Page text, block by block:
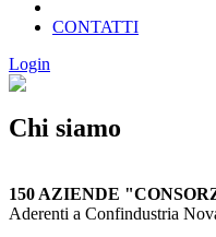
CONTATTI
Login
Chi siamo
150 AZIENDE
Aderenti a Confindustria